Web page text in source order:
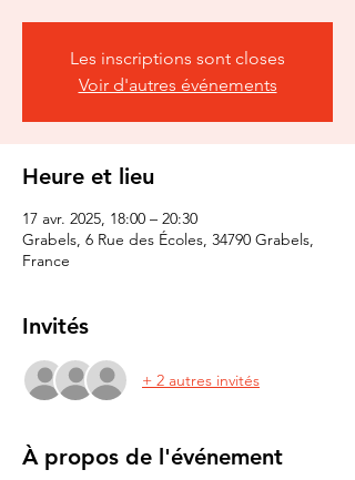
Les inscriptions sont closes
Voir d'autres événements
Heure et lieu
17 avr. 2025, 18:00 – 20:30
Grabels, 6 Rue des Écoles, 34790 Grabels,
France
Invités
+ 2 autres invités
À propos de l'événement